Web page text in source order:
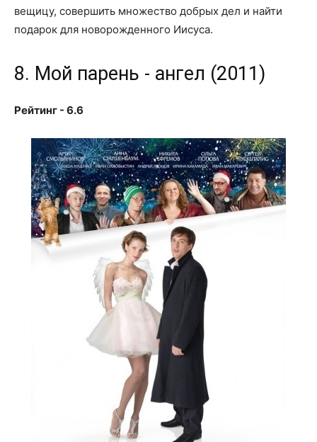
вещицу, совершить множество добрых дел и найти
подарок для новорожденного Иисуса.
8. Мой парень - ангел (2011)
Рейтинг - 6.6